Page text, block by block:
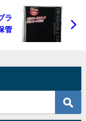
ラ
管